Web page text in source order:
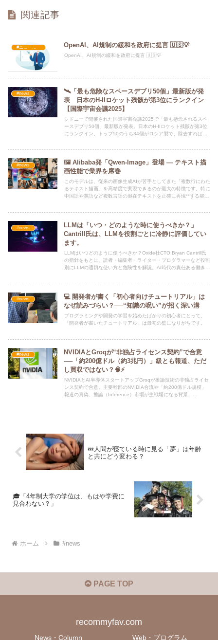
関連記事
#ニュース・社会・コラム OpenAI、AI規制の緩和を政府に提言 🇺🇸💡
OpenAI、AI規制の緩和を政府に提言 🇺🇸💡
#news
🛰️「最も危険なスペースデブリ50個」最新版が発
表 日本のH-IIロケット残骸が第3位にランクイン
【国際宇宙会議2025】
シドニーで開催された国際宇宙会議2025で「最も懸念されるスペ
ースデブリ50個」最新版が発表。日本のH-IIロケット残骸が第3位
にランクイン。トップ50のうち34個がロシア製で、除去すれば衝
#news
🖼 Alibaba発「Qwen-Image」登場 — テキスト描
画性能で業界を席巻
このモデルは、従来の画像生成AIが苦手としてきた「複数行にわた
るテキスト描画」を高精度で実現できるのが最大の特徴です。特に
中国語や英語など複数言語の混在テキストを正確に再現**する能力
#news
LLMは「いつ・どのような時に使うべきか？」
Cantrill氏は、LLMを役割ごとに冷静に評価してい
ます。
LLMはいつどのように使うべきか？Oxide社CTO Bryan Cantrill氏
の指針をもとに、読者・編集者・ライター・プログラマーなど役割
別にLLMの適切な使い方と危険性を解説。AI時代の責任ある働き方
#news
💻 開発者が書く「初心者向けチュートリアル」は
なぜ読みづらい？──“知識の呪い”が招く深い溝
プログラミングや開発の学習を始めたばかりの初心者にとって、
「開発者が書いたチュートリアル」は最初の壁になりがちです。
#news
NVIDIAとGroqが“非独占ライセンス契約”で合意
──「約200億ドル（約3兆円）」級とも報道、ただ
し買収ではない？🧠⚡
NVIDIAとAI半導体スタートアップGroqが推論技術の非独占ライセ
ンス契約で合意。主要幹部のNVIDIA合流や「約200億ドル規模」
報道の真偽、推論（Inference）市場が主戦場になる背景、
💤人間が寝ている時に見る「夢」は年齢
と共にどう変わる？
🎓「4年制大学の学位は、もはや学費に
見合わない？」
ホーム #news
PAGE TOP
recommyfav.com
News・Column Web・プログラム